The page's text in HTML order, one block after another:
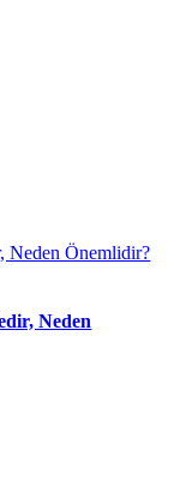
Neden Önemlidir?
Neden